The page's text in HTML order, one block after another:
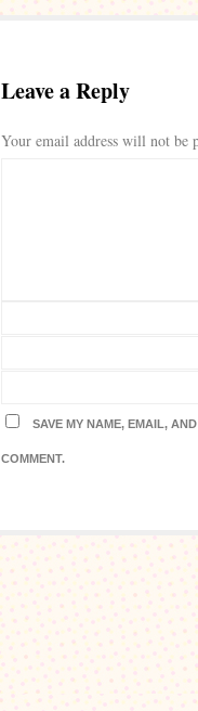
Leave a Reply
Your email address will not be
SAVE MY NAME, EMAIL,
COMMENT.